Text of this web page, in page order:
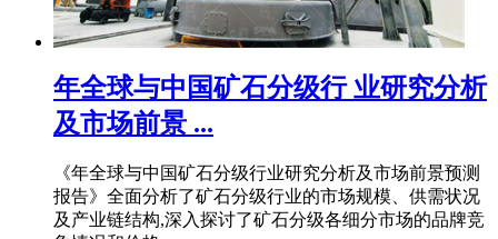
年全球与中国矿石分级行 业研究分析
及市场前景 ...
《年全球与中国矿石分级行业研究分析及市场前景预测
报告》全面分析了矿石分级行业的市场规模、供需状况
及产业链结构,深入探讨了矿石分级各细分市场的品牌竞